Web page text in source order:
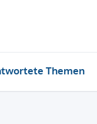
Themen